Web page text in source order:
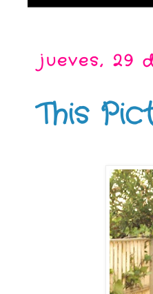
jueves, 29
This